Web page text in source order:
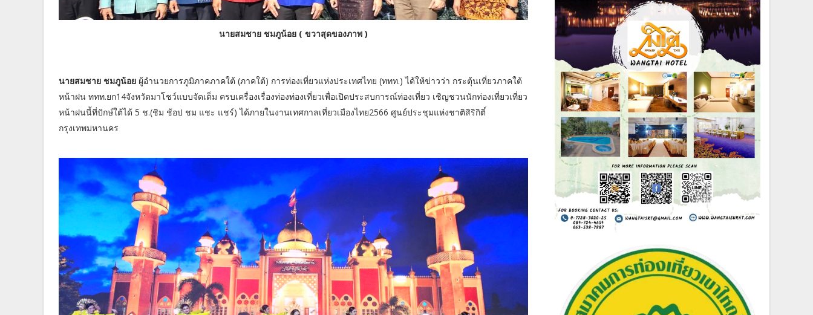
นายสมชาย ชมภูน้อย( ขวาสุดของภาพ )
นายสมชาย ชมภูน้อย ผู้อำนวยการภูมิภาคภาคใต้ (ภาคใต้) การท่องเที่ยวแห่งประเทศไทย (ททท.) ได้ให้ข่าวว่า กระตุ้นเที่ยวภาคใต้
หน้าฝน ททท.ยก14จังหวัดมาโชว์แบบจัดเต็ม ครบเครื่องเรื่องท่องท่องเที่ยวเพื่อเปิดประสบการณ์ท่องเที่ยว เชิญชวนนักท่องเที่ยวเที่ยว
หน้าฝนนี้ที่ปักษ์ใต้ได้ 5 ช.(ชิม ช้อป ชม แชะ แชร์) ได้ภายในงานเทศกาลเที่ยวเมืองไทย2566 ศูนย์ประชุมแห่งชาติสิริกิติ์
กรุงเทพมหานคร